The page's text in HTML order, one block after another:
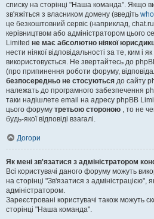
списку на сторінці "Наша команда". Якщо
зв'яжіться з власником домену (введіть
це безкоштовний сервіс (наприклад,
керівництвом або адміністратором цього
Limited не має абсолютно ніякої
нести ніякої відповідальності за те, ким і
використовується. Не звертайтесь до
(про припинення роботи форуму,
безпосередньо не стосуються до сайту
належать до програмного забезпечення
таки надішлете email на адресу phpBB
цього форуму третьою стороною , то не
будь-якої відповіді взагалі.
Догори
Як мені зв'язатися з адміністратором
Всі користувачі даного форуму можуть
на сторінці "Зв'язатися з
адміністратором.
Зареєстровані користувачі також можуть
сторінці "Наша команда".